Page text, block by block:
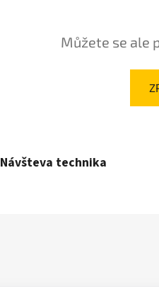
Můžete se ale
Návšteva technika